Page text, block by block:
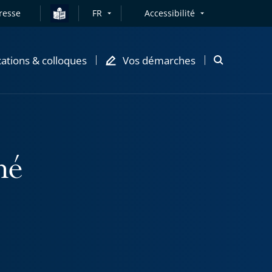
FR Accessibilité
& colloques Vos démarches
Ouvrir